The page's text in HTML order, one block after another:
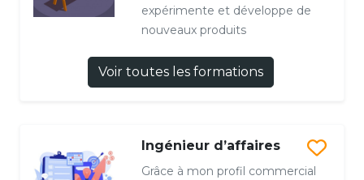
expérimente et développe de
nouveaux produits
Voir toutes les formations
Ingénieur d’affaires
Grâce à mon profil commercial